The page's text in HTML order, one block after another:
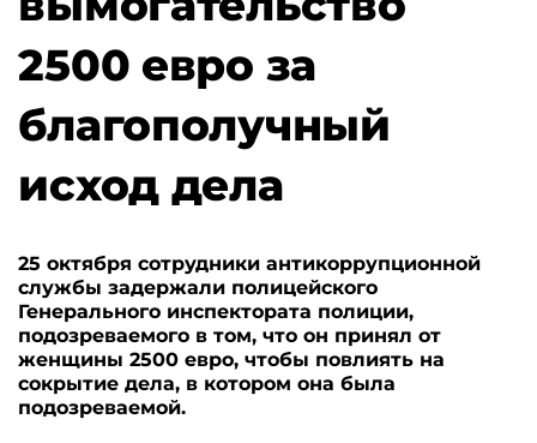
2500 евро за
благополучный
исход дела
25 октября сотрудники антикоррупционной
службы задержали полицейского
Генерального инспектората полиции,
подозреваемого в том, что он принял от
женщины 2500 евро, чтобы повлиять на
сокрытие дела, в котором она была
подозреваемой.